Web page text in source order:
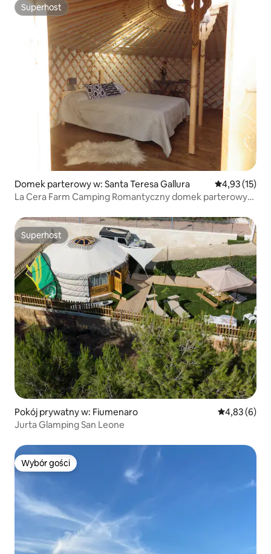
Superhost
Superhost
Domek parterowy w: Santa Teresa Gallura Średnia
4,93 (15)
La Cera Farm Camping Romantyczny domek parterowy
Superhost
Superhost
Pokój prywatny w: Fiumenaro Średnia
4,83 (6)
Jurta Glamping San Leone
Wybór gości
Wybór gości